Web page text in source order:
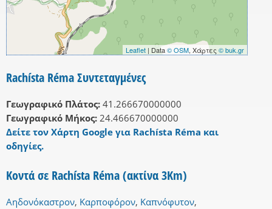
Leaflet | Data© OSM, Χάρτες © buk.gr
Rachísta Réma Συντεταγμένες
Γεωγραφικό Πλάτος: 41.266670000000
Γεωγραφικό Μήκος: 24.466670000000
Δείτε τον Χάρτη Google για Rachísta Réma και
οδηγίες.
Κοντά σε Rachísta Réma (ακτίνα 3Km)
Αηδονόκαστρον, Καρποφόρον, Καπνόφυτον,